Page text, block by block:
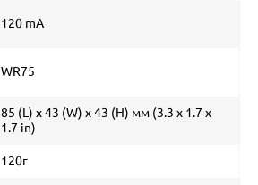
120 mA
WR75
85 (L) x 43 (W) x 43 (H) мм (3.3 x 1.7 x
1.7 in)
120г